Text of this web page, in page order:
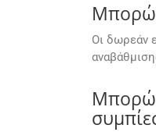
Μπορώ
Οι δωρεάν
Μπορώ